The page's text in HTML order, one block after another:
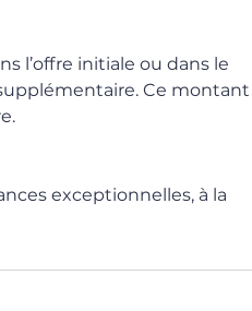
l’offre initiale ou dans le
Ce montant
exceptionnelles, à la